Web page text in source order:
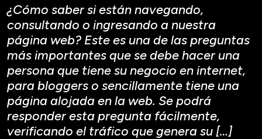
¿Cómo saber si están navegando,
consultando o ingresando a nuestra
página web? Este es una de las preguntas
más importantes que se debe hacer una
persona que tiene su negocio en internet,
para bloggers o sencillamente tiene una
página alojada en la web. Se podrá
responder esta pregunta fácilmente,
verificando el tráfico que genera su […]